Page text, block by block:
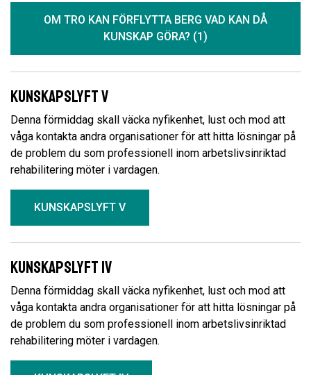
OM TRO KAN FÖRFLYTTA BERG VAD KAN DÅ
KUNSKAP GÖRA? (1)
Kunskapslyft V
Denna förmiddag skall väcka nyfikenhet, lust och mod att
våga kontakta andra organisationer för att hitta lösningar på
de problem du som professionell inom arbetslivsinriktad
rehabilitering möter i vardagen.
KUNSKAPSLYFT V
Kunskapslyft IV
Denna förmiddag skall väcka nyfikenhet, lust och mod att
våga kontakta andra organisationer för att hitta lösningar på
de problem du som professionell inom arbetslivsinriktad
rehabilitering möter i vardagen.